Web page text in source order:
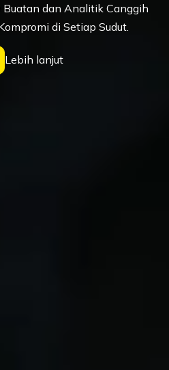
Buatan dan Analitik Canggih
di Setiap Sudut.
Lebih lanjut